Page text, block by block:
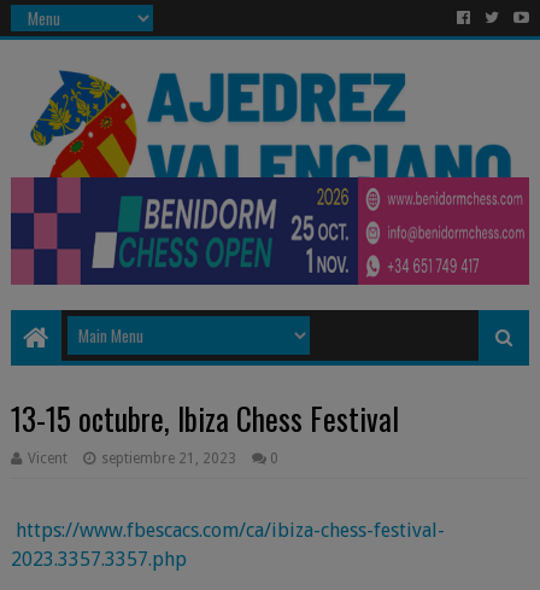
13-15 octubre, Ibiza Chess Festival
Vicent septiembre 21, 2023 0
https://www.fbescacs.com/ca/ibiza-chess-festival-
2023.3357.3357.php